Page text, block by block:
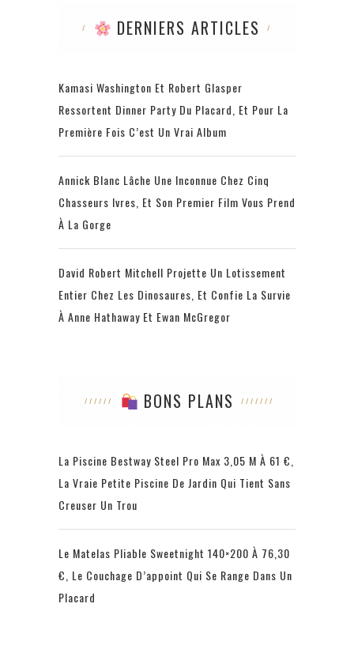
DERNIERS ARTICLES
Kamasi Washington Et Robert Glasper
Ressortent Dinner Party Du Placard, Et Pour La
Première Fois C’est Un Vrai Album
Annick Blanc Lâche Une Inconnue Chez Cinq
Chasseurs Ivres, Et Son Premier Film Vous Prend
À La Gorge
David Robert Mitchell Projette Un Lotissement
Entier Chez Les Dinosaures, Et Confie La Survie
À Anne Hathaway Et Ewan McGregor
BONS PLANS
La Piscine Bestway Steel Pro Max 3,05 M À 61 €,
La Vraie Petite Piscine De Jardin Qui Tient Sans
Creuser Un Trou
Le Matelas Pliable Sweetnight 140×200 À 76,30
€, Le Couchage D’appoint Qui Se Range Dans Un
Placard